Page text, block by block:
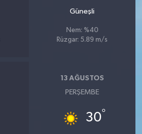
Güneşli
Nem: %40
Rüzgar: 5.89 m/s
13 AĞUSTOS
PERŞEMBE
30°